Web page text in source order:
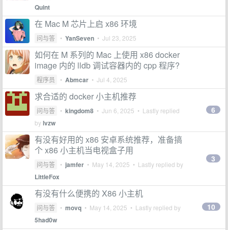
Quint
在 Mac M 芯片上启 x86 环境
问与答 • YanSeven • Jul 23, 2025
如何在 M 系列的 Mac 上使用 x86 docker
image 内的 lldb 调试容器内的 cpp 程序?
程序员 • Abmcar • Jul 4, 2025
求合适的 docker 小主机推荐
问与答 • kingdom8 • Jun 6, 2025 • Lastly replied
bylvzw
6
有没有好用的 x86 安卓系统推荐，准备搞
个 x86 小主机当电视盒子用
问与答 • jamfer • May 14, 2025 • Lastly replied by
LittleFox
3
有没有什么便携的 X86 小主机
问与答 • movq • May 14, 2025 • Lastly replied by
5had0w
10